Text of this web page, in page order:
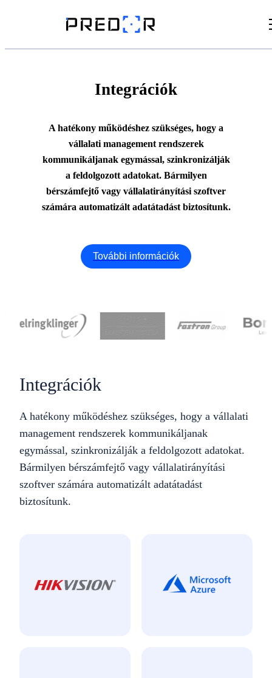
Videók
Dokumentumtár
Integrációk
A hatékony működéshez szükséges, hogy a
vállalati management rendszerek
kommunikáljanak egymással, szinkronizálják
a feldolgozott adatokat. Bármilyen
bérszámfejtő vagy vállalatirányítási szoftver
számára automatizált adatátadást biztosítunk.
További információk
Integrációk
A hatékony működéshez szükséges, hogy a vállalati
management rendszerek kommunikáljanak
egymással, szinkronizálják a feldolgozott adatokat.
Bármilyen bérszámfejtő vagy vállalatirányítási
szoftver számára automatizált adatátadást
biztosítunk.